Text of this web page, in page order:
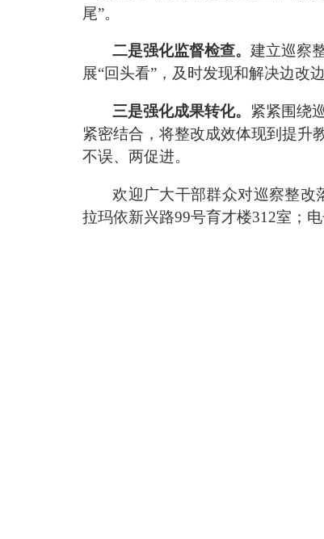
尾”。
二是强化监督检查。建立巡察
展“回头看” ，及时发现和解决边改
三是强化成果转化。 紧紧围绕
紧密结合，将整改成效体现到提升
不误、两促进。
欢迎广大干部群众对巡察整改
拉玛依新兴路99号育才楼312室；